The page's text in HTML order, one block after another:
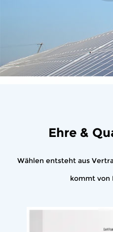
Ehre &
Wählen entsteht aus
kommt von